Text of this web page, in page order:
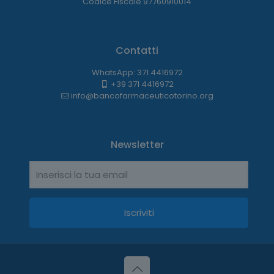
Contatti
WhatsApp: 371 4416972
+39 371 4416972
info@bancofarmaceuticotorino.org
Newsletter